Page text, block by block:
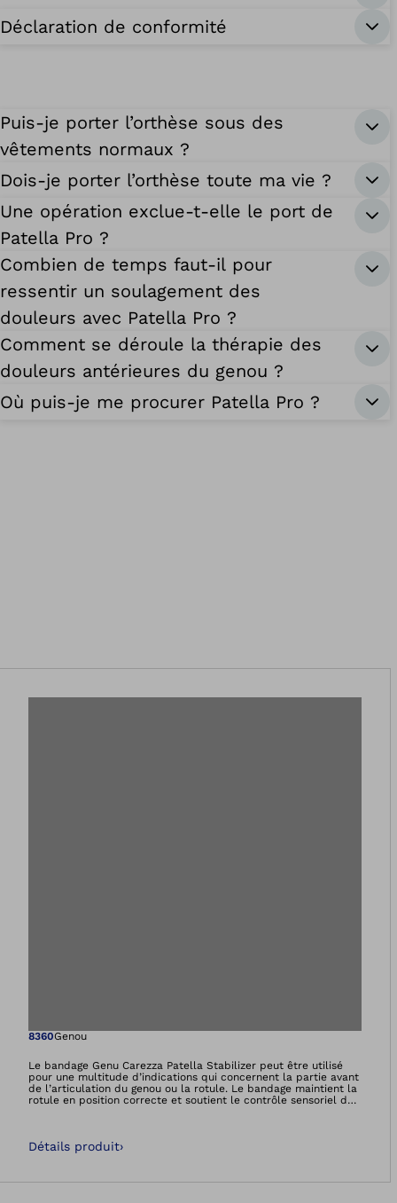
Déclaration de conformité
Puis-je porter l’orthèse sous des
vêtements normaux ?
Dois-je porter l’orthèse toute ma vie ?
Une opération exclue-t-elle le port de
Patella Pro ?
Combien de temps faut-il pour
ressentir un soulagement des
douleurs avec Patella Pro ?
Comment se déroule la thérapie des
douleurs antérieures du genou ?
Où puis-je me procurer Patella Pro ?
Ouvre l’image
8360Genou
Le bandage Genu Carezza Patella Stabilizer peut être utilisé
pour une multitude d’indications qui concernent la partie avant
de l’articulation du genou ou la rotule. Le bandage maintient la
rotule en position correcte et soutient le contrôle sensoriel des
thermorégulation optimale.
Détails produit›